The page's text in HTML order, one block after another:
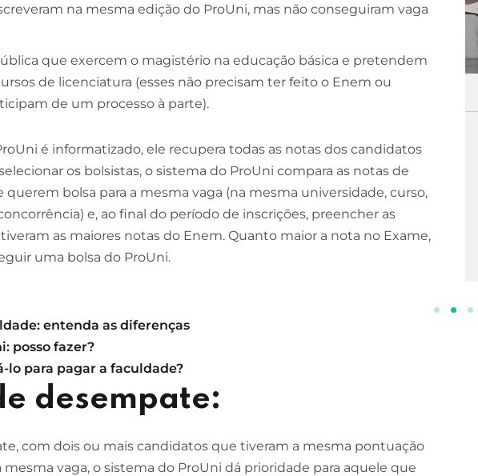
na mesma edição do ProUni, mas não conseguiram vaga
que exercem o magistério na educação básica e pretendem
de licenciatura (esses não precisam ter feito o Enem ou
de um processo à parte).
é informatizado, ele recupera todas as notas dos candidatos
os bolsistas, o sistema do ProUni compara as notas de
bolsa para a mesma vaga (na mesma universidade, curso,
e, ao final do período de inscrições, preencher as
as maiores notas do Enem. Quanto maior a nota no Exame,
uma bolsa do ProUni.
entenda as diferenças
posso fazer?
lo para pagar a faculdade?
desempate:
com dois ou mais candidatos que tiveram a mesma pontuação
vaga, o sistema do ProUni dá prioridade para aquele que
LUÍS -
ESCOLA DE NEGÓCIOS
INSCREVA-SE!